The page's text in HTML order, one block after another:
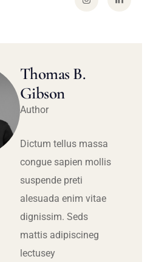
Thomas B.
Gibson
Author
Dictum tellus massa
congue sapien mollis
suspende preti
alesuada enim vitae
dignissim. Seds
mattis adipiscineg
lectusey